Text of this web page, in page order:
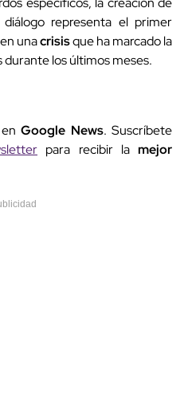
representa el primer
unacrisisque ha marcado la
los últimos meses.
enGoogle News. Suscríbete
para recibir la mejor